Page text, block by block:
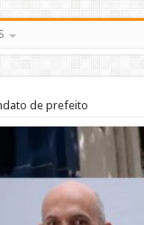
de prefeito